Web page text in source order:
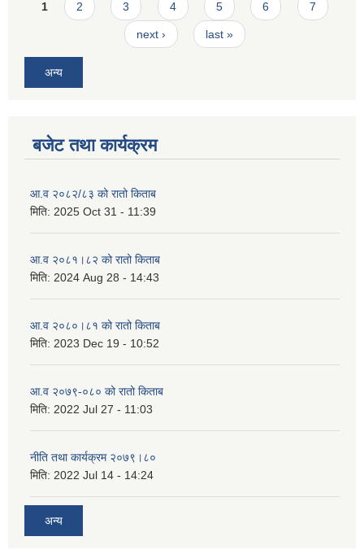
Pages
1 2 3 4 5 6 7
next › last »
अन्य
बजेट तथा कार्यक्रम
आ.व २०८२/८३ को रातो किताब
मिति: 2025 Oct 31 - 11:39
आ.व २०८१।८२ को रातो किताब
मिति: 2024 Aug 28 - 14:43
आ.व २०८०।८१ को रातो किताब
मिति: 2023 Dec 19 - 10:52
आ.व २०७९-०८० को रातो किताब
मिति: 2022 Jul 27 - 11:03
नीति तथा कार्यक्रम २०७९।८०
मिति: 2022 Jul 14 - 14:24
अन्य